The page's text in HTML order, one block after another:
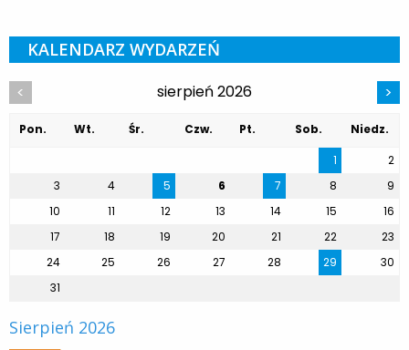
KALENDARZ WYDARZEŃ
< sierpień 2026 >
Pon. Wt. Śr. Czw. Pt. Sob.
Niedz.
1
2
3
4 5 6 7 8
9
10
11 12 13 14 15
16
17
18 19 20 21 22
23
24
25 26 27 28 29
30
31
Sierpień 2026